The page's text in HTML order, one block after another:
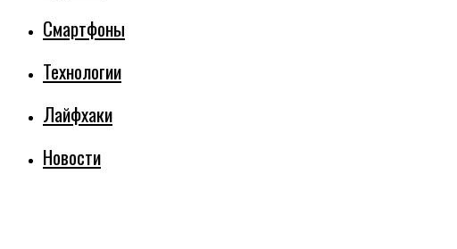
Смартфоны
Технологии
Лайфхаки
Новости